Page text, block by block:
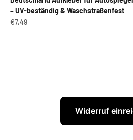
– UV-beständig & Waschstraßenfest
Angebot
€7,49
Widerruf